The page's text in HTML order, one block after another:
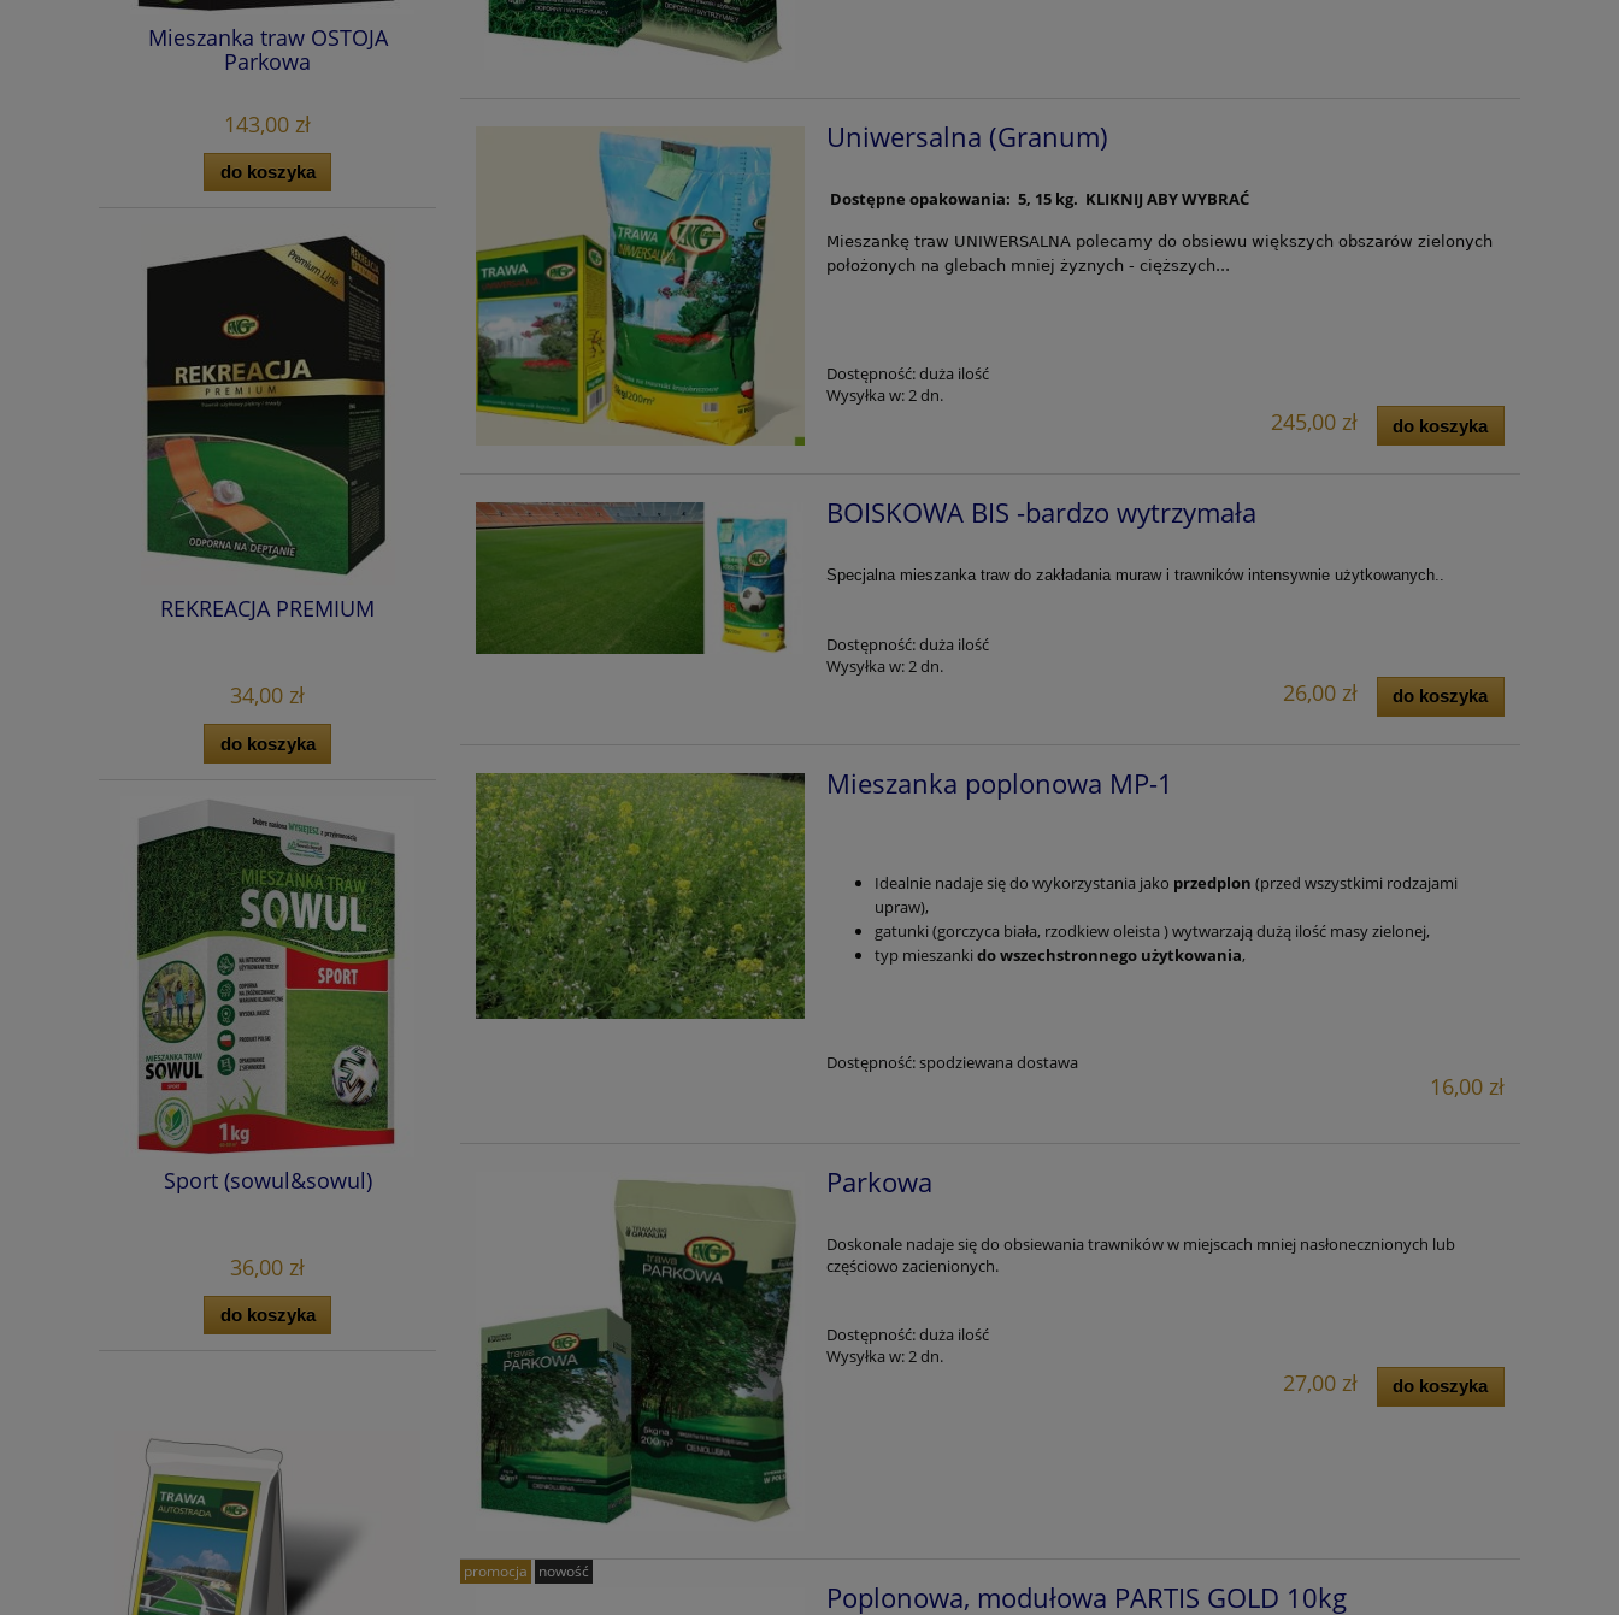
Mieszanka traw OSTOJA
Parkowa
143,00 zł
do koszyka
REKREACJA PREMIUM
34,00 zł
do koszyka
Sport (sowul&sowul)
36,00 zł
do koszyka
Uniwersalna (Granum)
Dostępne opakowania: 5, 15 kg. KLIKNIJ ABY WYBRAĆ
Mieszankę traw UNIWERSALNA polecamy do obsiewu większych obszarów zielonych
położonych na glebach mniej żyznych - cięższych...
Dostępność:duża ilość
Wysyłka w:2 dn.
245,00 zł do koszyka
BOISKOWA BIS -bardzo wytrzymała
Specjalna mieszanka traw do zakładania muraw i trawników intensywnie użytkowanych..
Dostępność:duża ilość
Wysyłka w:2 dn.
26,00 zł do koszyka
Mieszanka poplonowa MP-1
Idealnie nadaje się do wykorzystania jako przedplon (przed wszystkimi rodzajami
upraw),
gatunki (gorczyca biała, rzodkiew oleista ) wytwarzają dużą ilość masy zielonej,
typ mieszanki do wszechstronnego użytkowania,
Dostępność:spodziewana dostawa
16,00 zł
Parkowa
Doskonale nadaje się do obsiewania trawników w miejscach mniej nasłonecznionych lub
częściowo zacienionych.
Dostępność:duża ilość
Wysyłka w:2 dn.
27,00 zł do koszyka
Poplonowa, modułowa PARTIS GOLD 10kg
promocja nowość